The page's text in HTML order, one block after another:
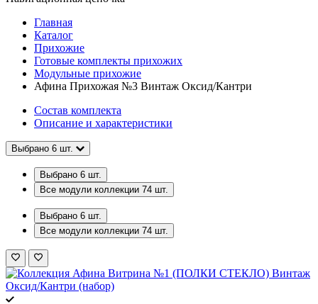
Главная
Каталог
Прихожие
Готовые комплекты прихожих
Модульные прихожие
Афина Прихожая №3 Винтаж Оксид/Кантри
Состав комплекта
Описание и характеристики
Выбрано 6 шт.
Выбрано 6 шт.
Все модули коллекции 74 шт.
Выбрано 6 шт.
Все модули коллекции 74 шт.